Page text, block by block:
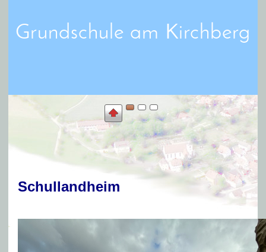
Grundschule am Kirchberg
Schullandheim